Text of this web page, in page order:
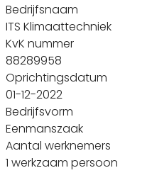
Bedrijfsnaam
ITS Klimaattechniek
KvK nummer
88289958
Oprichtingsdatum
01-12-2022
Bedrijfsvorm
Eenmanszaak
Aantal werknemers
1 werkzaam persoon